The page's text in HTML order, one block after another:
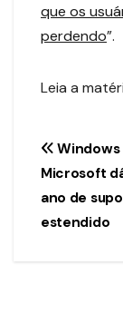
que os
perdendo”.
Leia a
de
Post
Windows
Microsoft
ano de
estendido